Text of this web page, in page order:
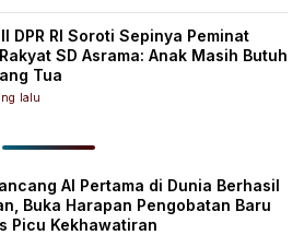
DPR RI Soroti Sepinya Peminat
SD Asrama: Anak Masih Butuh
Tua
lalu
AI Pertama di Dunia Berhasil
Buka Harapan Pengobatan Baru
Picu Kekhawatiran